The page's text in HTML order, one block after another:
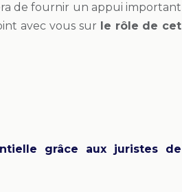
de fournir un appui important
avec vous sur le rôle de cet
grâce aux juristes de